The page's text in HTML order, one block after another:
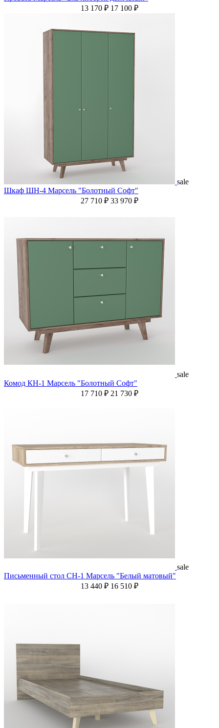
13 170 ₽ 17 100 ₽
sale
Шкаф ШН-4 Марсель "Болотный Софт"
27 710 ₽ 33 970 ₽
sale
Комод КН-1 Марсель "Болотный Софт"
17 710 ₽ 21 730 ₽
sale
Письменный стол СН-1 Марсель "Белый матовый"
13 440 ₽ 16 510 ₽